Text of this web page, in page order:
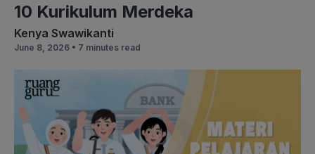
10 Kurikulum Merdeka
Kenya Swawikanti
June 8, 2026 • 7 minutes read